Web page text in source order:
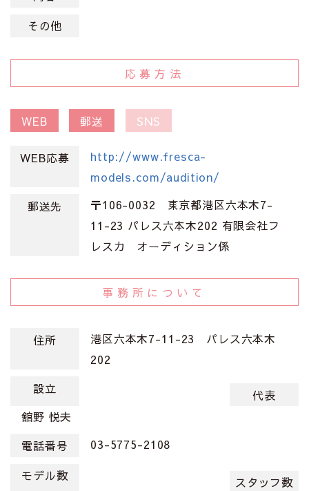
その他
応募方法
WEB 郵送 SNS
WEB応募
http://www.fresca-
models.com/audition/
郵送先
〒106-0032 東京都港区六本木7-
11-23 パレス六本木202 有限会社フ
レスカ オーディション係
事務所について
住所
港区六本木7-11-23 パレス六本木
202
設立
代表
舘野 悦夫
電話番号
03-5775-2108
モデル数
スタッフ数